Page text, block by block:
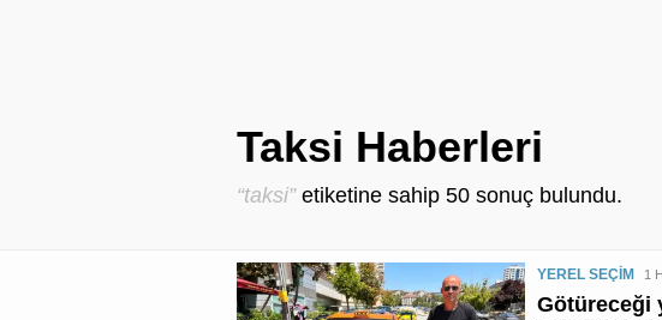
Taksi Haberleri
“taksi”etiketine sahip 50 sonuç bulundu.
YEREL SEÇİM 1
Götüreceği